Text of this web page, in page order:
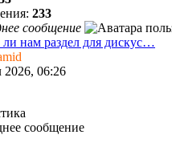
233
сообщение
нам раздел для дискус…
06:26
сообщение